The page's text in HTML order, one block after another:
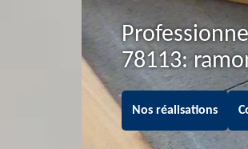
78113:
Nos réalisations